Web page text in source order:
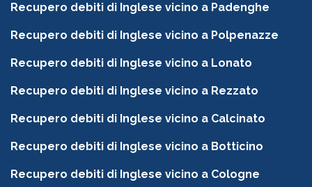
Recupero debiti di Inglese vicino a Padenghe
Recupero debiti di Inglese vicino a Polpenazze
Recupero debiti di Inglese vicino a Lonato
Recupero debiti di Inglese vicino a Rezzato
Recupero debiti di Inglese vicino a Calcinato
Recupero debiti di Inglese vicino a Botticino
Recupero debiti di Inglese vicino a Cologne